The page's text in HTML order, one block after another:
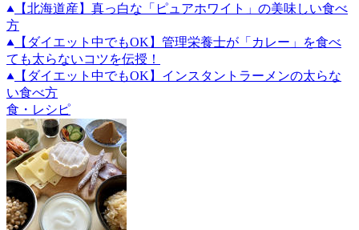
【北海道産】真っ白な「ピュアホワイト」の美味しい食べ
方
【ダイエット中でもOK】管理栄養士が「カレー」を食べ
ても太らないコツを伝授！
【ダイエット中でもOK】インスタントラーメンの太らな
い食べ方
食・レシピ